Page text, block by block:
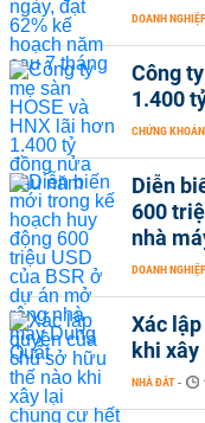
DOANH
Công
1.400
CHỨNG KHOÁN
Diễn
600
nhà
DOANH
Xác
khi
NHÀ ĐẤT -